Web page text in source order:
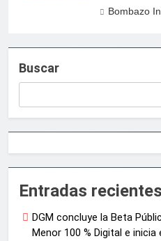
Bombazo
Buscar
Entradas recientes
DGM concluye la Beta
Menor 100 % Digital e